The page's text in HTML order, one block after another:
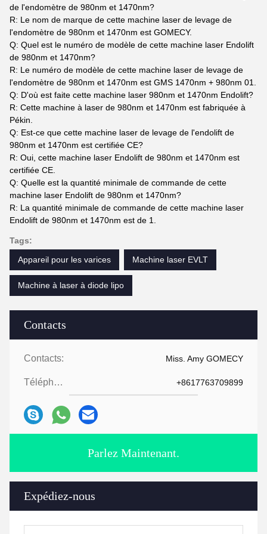
Contacts
Contacts: Miss. Amy GOMECY
Téléphone: +8617763709899
Parlez Maintenant.
Expédiez-nous
de l'endomètre de 980nm et 1470nm?
R: Le nom de marque de cette machine laser de levage de
l'endomètre de 980nm et 1470nm est GOMECY.
Q: Quel est le numéro de modèle de cette machine laser Endolift
de 980nm et 1470nm?
R: Le numéro de modèle de cette machine laser de levage de
l'endomètre de 980nm et 1470nm est GMS 1470nm + 980nm 01.
Q: D'où est faite cette machine laser 980nm et 1470nm Endolift?
R: Cette machine à laser de 980nm et 1470nm est fabriquée à
Pékin.
Q: Est-ce que cette machine laser de levage de l'endolift de
980nm et 1470nm est certifiée CE?
R: Oui, cette machine laser Endolift de 980nm et 1470nm est
certifiée CE.
Q: Quelle est la quantité minimale de commande de cette
machine laser Endolift de 980nm et 1470nm?
R: La quantité minimale de commande de cette machine laser
Endolift de 980nm et 1470nm est de 1.
Tags:
Appareil pour les varices
Machine laser EVLT
Machine à laser à diode lipo